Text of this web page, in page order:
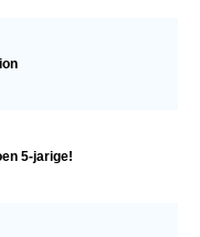
5-jarige!